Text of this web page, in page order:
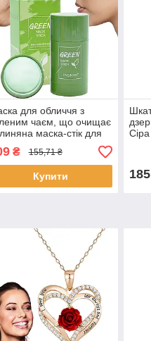
для обличчя з
чаєм, що очищає
маска-стік для
очищення шкіри
звуження пор
₴ 155,71 ₴
Купити 185